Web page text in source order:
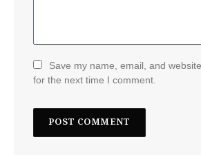
Save my name, email, and
for the next time I comment.